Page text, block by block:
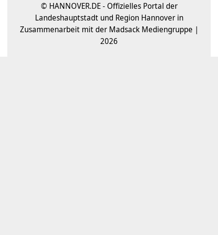
© HANNOVER.DE - Offizielles Portal der
Landeshauptstadt und Region Hannover in
Zusammenarbeit mit der Madsack Mediengruppe |
2026